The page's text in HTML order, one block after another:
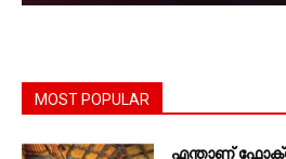
MOST POPULAR